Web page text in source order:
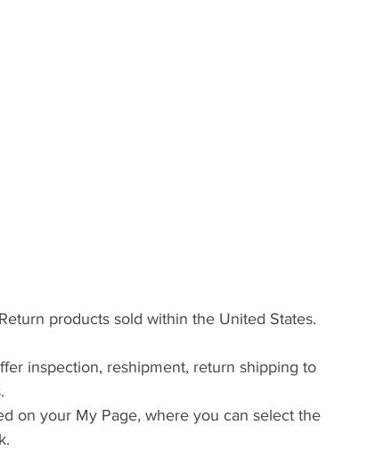
products sold within the United States.
inspection, reshipment, return shipping to
on your My Page, where you can select the